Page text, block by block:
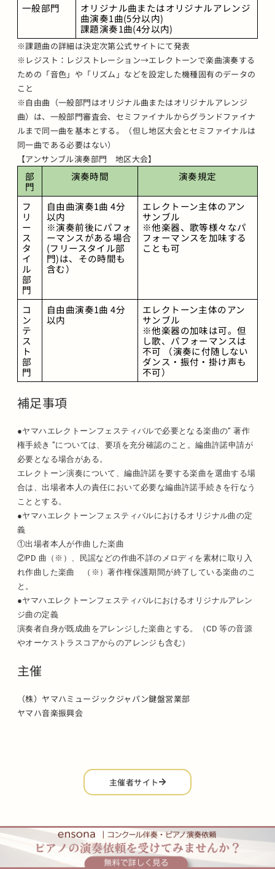
一般部門
オリジナル曲またはオリジナルアレンジ
曲演奏1曲(5分以内)
課題演奏1曲(4分以内)
※課題曲の詳細は決定次第公式サイトにて発表
※レジスト：レジストレーション→エレクトーンで楽曲演奏する
ための「音色」や「リズム」などを設定した機種固有のデータの
こと
※自由曲（一般部門はオリジナル曲またはオリジナルアレンジ
曲）は、一般部門審査会、セミファイナルからグランドファイナ
ルまで同一曲を基本とする。（但し地区大会とセミファイナルは
同一曲である必要はない）
【アンサンブル演奏部門 地区大会】
部
門
演奏時間 演奏規定
フ
リ
ー
ス
タ
イ
ル
部
門
自由曲演奏1曲 4分
以内
※演奏前後にパフォ
ーマンスがある場合
(フリースタイル部
門)は、その時間も
含む）
エレクトーン主体のアン
サンブル
※他楽器、歌等様々なパ
フォーマンスを加味する
ことも可
コ
ン
テ
ス
ト
部
門
自由曲演奏1曲 4分
以内
エレクトーン主体のアン
サンブル
※他楽器の加味は可。但
し歌、パフォーマンスは
不可 （演奏に付随しない
ダンス・振付・掛け声も
不可）
補足事項
●ヤマハエレクトーンフェスティバルで必要となる楽曲の“ 著作
権手続き ”については、要項を充分確認のこと。編曲許諾申請が
必要となる場合がある。
エレクトーン演奏について、編曲許諾を要する楽曲を選曲する場
合は、出場者本人の責任において必要な編曲許諾手続きを行なう
こととする。
●ヤマハエレクトーンフェスティバルにおけるオリジナル曲の定
義
①出場者本人が作曲した楽曲
②PD 曲（※）、民謡などの作曲不詳のメロディを素材に取り入
れ作曲した楽曲 （※）著作権保護期間が終了している楽曲のこ
と。
●ヤマハエレクトーンフェスティバルにおけるオリジナルアレン
ジ曲の定義
演奏者自身が既成曲をアレンジした楽曲とする。（CD 等の音源
やオーケストラスコアからのアレンジも含む）
主催
（株）ヤマハミュージックジャパン鍵盤営業部
ヤマハ音楽振興会
主催者サイト